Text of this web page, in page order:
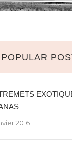
POPULAR
2016